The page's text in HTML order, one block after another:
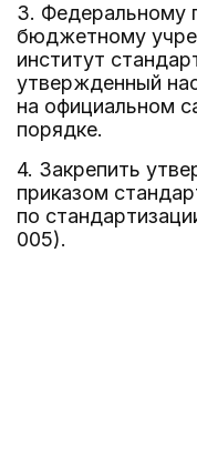
3. Федеральному
бюджетному
институт
утвержденный
на официальном
порядке.
4. Закрепить
приказом
по
005).